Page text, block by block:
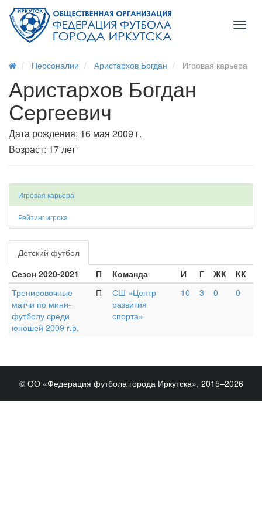
Персоналии Аристархов Богдан Игровая карьера
Аристархов Богдан
Сергеевич
Дата рождения: 16 мая 2009 г.
Возраст: 17 лет
Игровая карьера
Рейтинг игрока
Детский футбол
Сезон 2020-2021
П Команда И Г ЖК
КК
Тренировочные
матчи по мини-
футболу среди
юношей 2009 г.р.
П
СШ «Центр
развития
спорта»
10 3 0 0
© ОО «Федерация футбола города Иркутска», 2015–2026